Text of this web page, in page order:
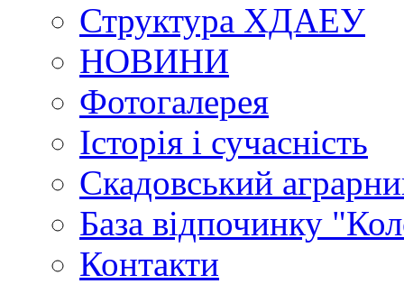
Структура ХДАЕУ
НОВИНИ
Фотогалерея
Історія і сучасність
Скадовський
База відпочинку
Контакти